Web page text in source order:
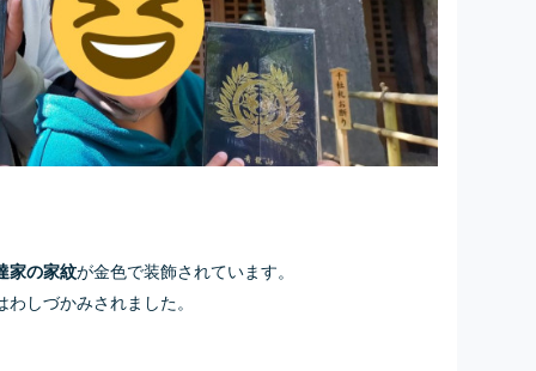
家の家紋が金色で装飾されています。
しづかみされました。